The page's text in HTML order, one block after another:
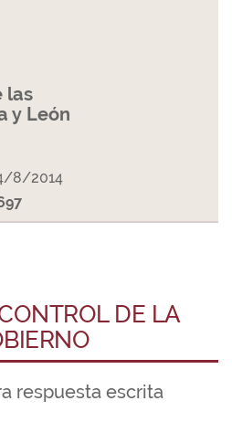
las
y León
8/2014
DE LA
respuesta escrita